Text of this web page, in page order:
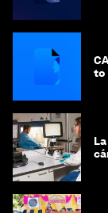
to